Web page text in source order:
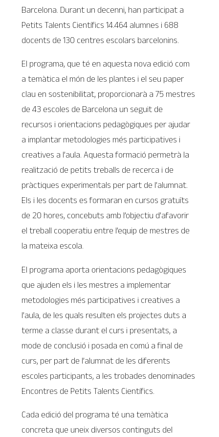
Barcelona. Durant un decenni, han participat a
Petits Talents Científics 14.464 alumnes i 688
docents de 130 centres escolars barcelonins.
El programa, que té en aquesta nova edició com
a temàtica el món de les plantes i el seu paper
clau en sostenibilitat, proporcionarà a 75 mestres
de 43 escoles de Barcelona un seguit de
recursos i orientacions pedagògiques per ajudar
a implantar metodologies més participatives i
creatives a l’aula. Aquesta formació permetrà la
realització de petits treballs de recerca i de
pràctiques experimentals per part de l’alumnat.
Els i les docents es formaran en cursos gratuïts
de 20 hores, concebuts amb l’objectiu d’afavorir
el treball cooperatiu entre l’equip de mestres de
la mateixa escola.
El programa aporta orientacions pedagògiques
que ajuden els i les mestres a implementar
metodologies més participatives i creatives a
l’aula, de les quals resulten els projectes duts a
terme a classe durant el curs i presentats, a
mode de conclusió i posada en comú a final de
curs, per part de l’alumnat de les diferents
escoles participants, a les trobades denominades
Encontres de Petits Talents Científics.
Cada edició del programa té una temàtica
concreta que uneix diversos continguts del